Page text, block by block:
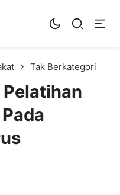
Tak Berkategori
Pelatihan